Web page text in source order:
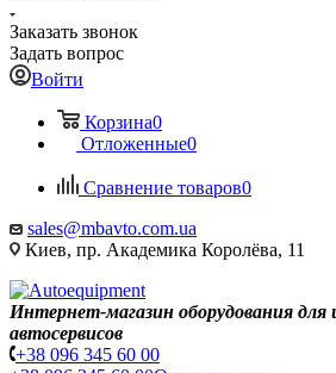
Заказать звонок
Задать вопрос
Войти
Корзина0
Отложенные0
Сравнение товаров0
sales@mbavto.com.ua
Киев, пр. Академика Королёва, 11
Интернет-магазин оборудования
автосервисов
+38 096 345 60 00